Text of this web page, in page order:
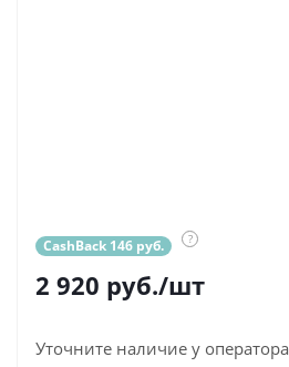
CashBack 146 руб. ?
2 920 руб./шт
Уточните наличие у оператора